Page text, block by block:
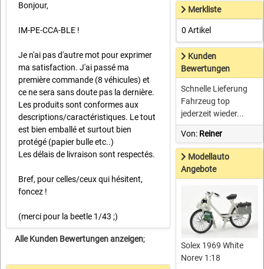
Bonjour,
IM-PE-CCA-BLE !
Je n'ai pas d'autre mot pour exprimer
ma satisfaction. J'ai passé ma
première commande (8 véhicules) et
ce ne sera sans doute pas la dernière.
Les produits sont conformes aux
descriptions/caractéristiques. Le tout
est bien emballé et surtout bien
protégé (papier bulle etc..)
Les délais de livraison sont respectés.
Bref, pour celles/ceux qui hésitent,
foncez !
(merci pour la beetle 1/43 ;)
Alle Kunden Bewertungen anzeigen;
Merkliste
0 Artikel
Kunden
Bewertungen
Schnelle Lieferung
Fahrzeug top
jederzeit wieder...
Von: Reiner
Modellauto
Angebote
Solex 1969 White
Norev 1:18